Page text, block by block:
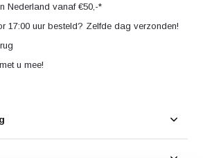
Nederland vanaf €50,-*
17:00 uur besteld? Zelfde dag verzonden!
u mee!